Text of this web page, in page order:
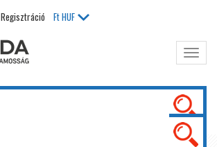
Regisztráció FtHUF